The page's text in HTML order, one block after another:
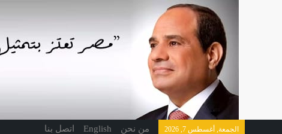
الجمعة, أغسطس 7, 2026 من نحن English اتصل بنا